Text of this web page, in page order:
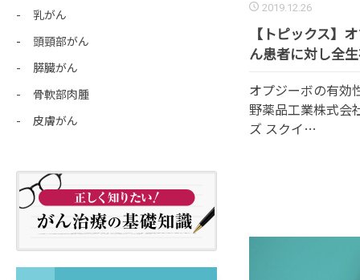
2019.12.26
【トピックス】
ん患者に対し全
オプジーボの有効
野薬品工業株式会
ズ スクイ…
乳がん
頭頸部がん
膵臓がん
骨軟部肉腫
皮膚がん